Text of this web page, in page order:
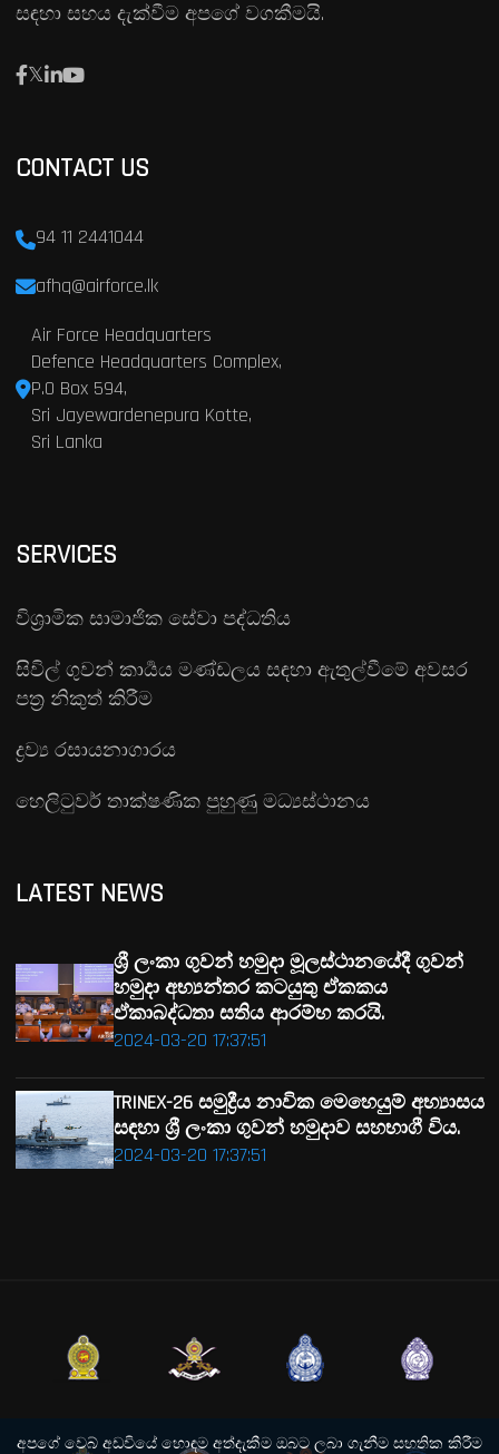
සඳහා සහය දැක්වීම අපගේ වගකීමයි.
CONTACT US
94 11 2441044
afhq@airforce.lk
Air Force Headquarters
Defence Headquarters Complex,
P.O Box 594,
Sri Jayewardenepura Kotte,
Sri Lanka
SERVICES
විශ්‍රාමික සාමාජික සේවා පද්ධතිය
සිවිල් ගුවන් කාර්‍යය මණ්ඩලය සඳහා ඇතුල්වීමේ අවසර
පත්‍ර නිකුත් කිරීම
ද්‍රව්‍ය රසායනාගාරය
හෙලිටුවර් තාක්ෂණික පුහුණු මධ්‍යස්ථානය
LATEST NEWS
2024-03-20 17:37:51
ශ්‍රී ලංකා ගුවන් හමුදා මූලස්ථානයේදී ගුවන්
හමුදා අභ්‍යන්තර කටයුතු ඒකකය
ඒකාබද්ධතා සතිය ආරම්භ කරයි.
2024-03-20 17:37:51
TRINEX-26 සමුද්‍රීය නාවික මෙහෙයුම් අභ්‍යාසය
සඳහා ශ්‍රී ලංකා ගුවන් හමුදාව සහභාගී විය.
අපගේ වෙබ් අඩවියේ හොඳම අත්දැකීම ඔබට ලබා ගැනීම සහතික කිරීම